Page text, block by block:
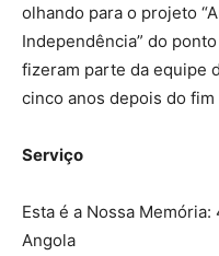
olhando para o projeto
Independência” do
fizeram parte da equipe
cinco anos depois do
Serviço
Esta é a Nossa
Angola